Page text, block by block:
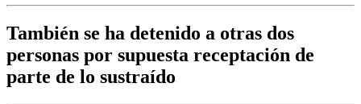
También se ha detenido a otras dos
personas por supuesta receptación de
parte de lo sustraído